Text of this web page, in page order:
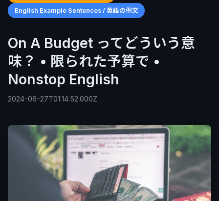
English Example Sentences / 英語の例文
On A Budget ってどういう意
味？ • 限られた予算で •
Nonstop English
2024-06-27T01:14:52.000Z